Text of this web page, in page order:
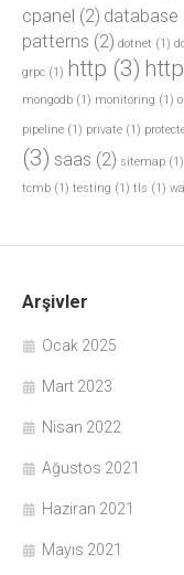
cpanel (2) database
patterns (2) dotnet (1)
grpc (1) http (3)
mongodb (1) monitoring (1)
pipeline (1) private (1)
(3) saas (2) sitemap (1)
tcmb (1) testing (1) tls (1)
Arşivler
Ocak 2025
Mart 2023
Nisan 2022
Ağustos 2021
Haziran 2021
Mayıs 2021